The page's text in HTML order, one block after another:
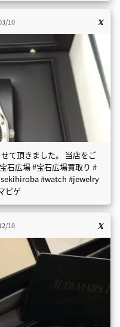
10
て頂きました。 当店をご
石広場 #宝石広場買取り #
#watch #jewelry
ピゲ
10